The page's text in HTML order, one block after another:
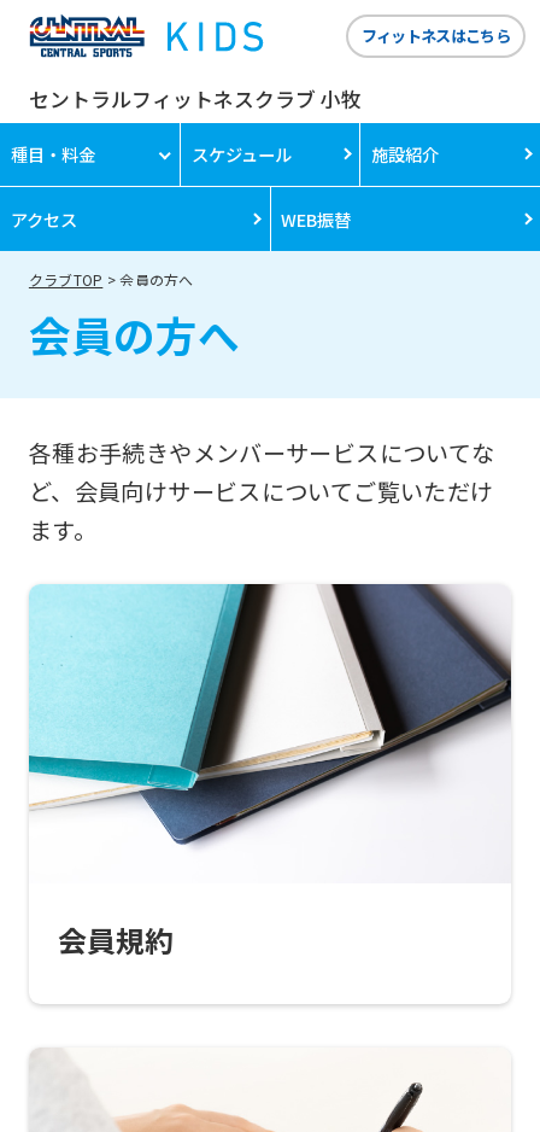
セントラルフィットネスクラブ 小牧
フィットネスはこちら
種目・料金 スケジュール 施設紹介
アクセス WEB振替
クラブTOP 会員の方へ
会員の方へ
各種お手続きやメンバーサービスについてな
ど、会員向けサービスについてご覧いただけ
ます。
会員規約
For
foreigners
website
automatically
translated